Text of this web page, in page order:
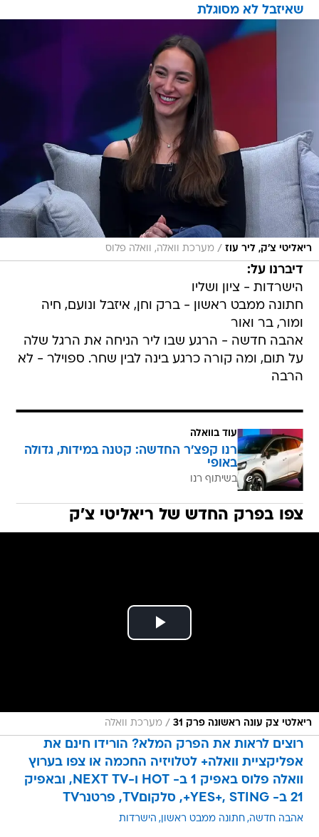
שאיזבל לא מסוגלת
ריאליטי צ׳ק, ליר עוז / מערכת וואלה, וואלה פלוס
דיברנו על:
הישרדות - ציון ושליו
חתונה ממבט ראשון - ברק וחן, איזבל ונועם, חיה
ומור, בר ואור
אהבה חדשה - הרגע שבו ליר הניחה את הרגל שלה
על תום, ומה קורה כרגע בינה לבין שחר. ספוילר - לא
הרבה
עוד בוואלה
רנו קפצ'ר החדשה: קטנה במידות, גדולה
באופי
בשיתוף רנו
צפו בפרק החדש של ריאליטי צ'ק
ריאלטי צק עונה ראשונה פרק 31 / מערכת וואלה
רוצים לראות את הפרק המלא? הורידו חינם את
אפליקציית וואלה+ לטלויזיה החכמה או צפו בערוץ
וואלה פלוס באפיק 1 ב- HOT ו-NEXT TV, ובאפיק
21 ב- YES+, STING+, סלקוםTV, פרטנרTV
אהבה חדשה חתונה ממבט ראשון הישרדות